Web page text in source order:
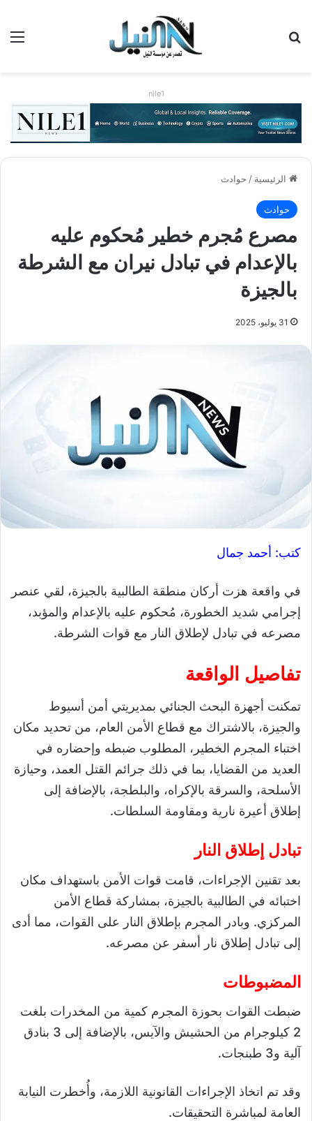
nile1
الرئيسية / حوادث
حوادث
مصرع مُجرم خطير مُحكوم عليه
بالإعدام في تبادل نيران مع الشرطة
بالجيزة
31 يوليو، 2025
كتب: أحمد جمال
في واقعة هزت أركان منطقة الطالبية بالجيزة، لقي عنصر
إجرامي شديد الخطورة، مُحكوم عليه بالإعدام والمؤبد،
مصرعه في تبادل لإطلاق النار مع قوات الشرطة.
تفاصيل الواقعة
تمكنت أجهزة البحث الجنائي بمديريتي أمن أسيوط
والجيزة، بالاشتراك مع قطاع الأمن العام، من تحديد مكان
اختباء المجرم الخطير، المطلوب ضبطه وإحضاره في
العديد من القضايا، بما في ذلك جرائم القتل العمد، وحيازة
الأسلحة، والسرقة بالإكراه، والبلطجة، بالإضافة إلى
إطلاق أعيرة نارية ومقاومة السلطات.
تبادل إطلاق النار
بعد تقنين الإجراءات، قامت قوات الأمن باستهداف مكان
اختبائه في الطالبية بالجيزة، بمشاركة قطاع الأمن
المركزي. وبادر المجرم بإطلاق النار على القوات، مما أدى
إلى تبادل إطلاق نار أسفر عن مصرعه.
المضبوطات
ضبطت القوات بحوزة المجرم كمية من المخدرات بلغت
2 كيلوجرام من الحشيش والآيس، بالإضافة إلى 3 بنادق
آلية و3 طبنجات.
وقد تم اتخاذ الإجراءات القانونية اللازمة، وأُخطرت النيابة
العامة لمباشرة التحقيقات.